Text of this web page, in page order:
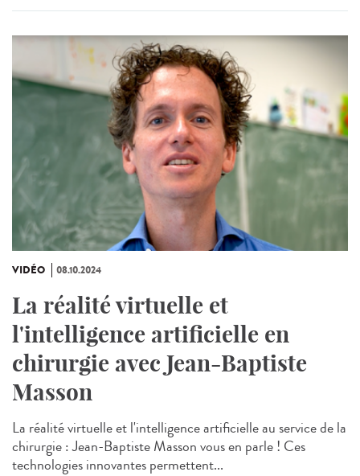
VIDÉO 08.10.2024
La réalité virtuelle et
l'intelligence artificielle en
chirurgie avec Jean-Baptiste
Masson
La réalité virtuelle et l'intelligence artificielle au service de la
chirurgie : Jean-Baptiste Masson vous en parle ! Ces
technologies innovantes permettent...